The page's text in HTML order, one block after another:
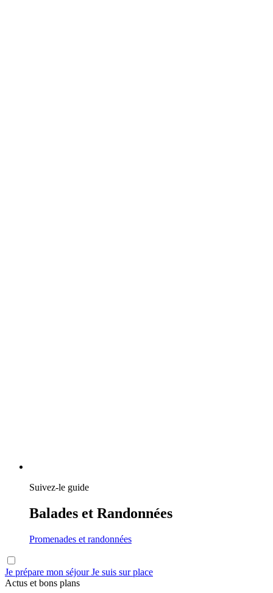
Suivez-le guide
Balades et Randonnées
Promenades et randonnées
Je prépare mon séjourJe suis sur place
Actus et bons plans